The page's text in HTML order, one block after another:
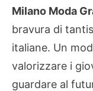
Milano Moda
bravura di
italiane. Un
valorizzare i
guardare al